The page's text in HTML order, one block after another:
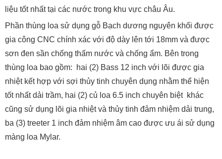
liệu tốt nhất tại các nước trong khu vực châu Âu.
Phần thùng loa sử dụng gỗ Bạch dương nguyên khối được
gia công CNC chính xác với độ dày lên tới 18mm và được
sơn đen sần chống thấm nước và chống ẩm. Bên trong
thùng loa bao gồm: hai (2) Bass 12 inch với lõi được gia
nhiệt kết hợp với sợi thủy tinh chuyên dụng nhằm thể hiện
tốt nhất dải trầm, hai (2) củ loa 6.5 inch chuyên biệt khác
cũng sử dụng lõi gia nhiệt và thủy tinh đảm nhiệm dải trung,
ba (3) treeter 1 inch đảm nhiệm âm cao được ưu ái sử dụng
màng loa Mylar.